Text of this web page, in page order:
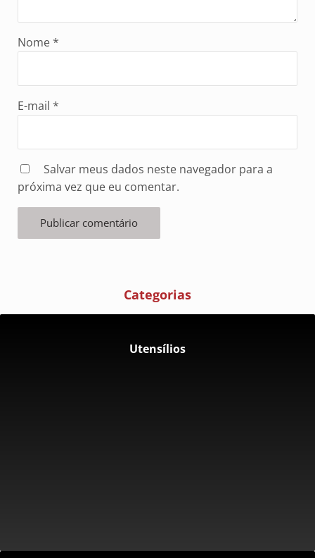
Nome *
E-mail *
Salvar meus dados neste navegador para a
próxima vez que eu comentar.
Categorias
Utensílios